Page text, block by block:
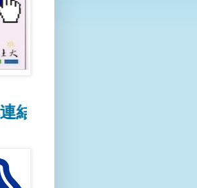
上報名操作方式點此連結